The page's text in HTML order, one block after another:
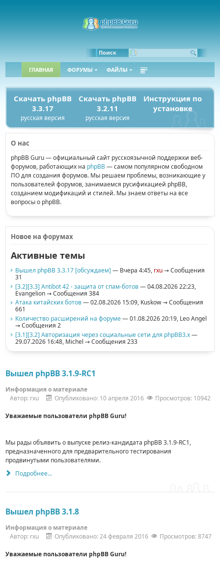
Поиск
ГЛАВНАЯ ФОРУМЫ ФАЙЛЫ
Скачать phpBB
3.3.17
русская версия
Скачать phpBB
3.2.11
русская версия
Инструкция по
установке
О нас
phpBB Guru — официальный сайт русскоязычной поддержки веб-
форумов, работающих на phpBB— самом популярном свободном
ПО для создания форумов. Мы решаем проблемы, возникающие у
пользователей форумов, занимаемся русификацией phpBB,
созданием модификаций и стилей. Мы знаем ответы на все
вопросы о phpBB.
Новое на форумах
Активные темы
Вышел phpBB 3.3.17 [обсуждаем] — Вчера 4:45, rxu→ Сообщения
31
[3.2][3.3] Antibot 42 - защита от спам-ботов— 04.08.2026 22:23,
Evangelion→ Сообщения 384
Атака китайских ботов— 02.08.2026 15:09, Kuskow→ Сообщения
661
Количество расширений на форуме— 01.08.2026 20:19, Leo Angel
→ Сообщения 2
[3.1][3.2] Авторизация через социальные сети для phpBB3.x—
29.07.2026 16:48, Michel → Сообщения 233
Вышел phpBB 3.1.9-RC1
Информация о материале
Автор: rxu Опубликовано: 10 апреля 2016 Просмотров: 10942
Уважаемые пользователи phpBB Guru!
Мы рады объявить о выпуске релиз-кандидата phpBB 3.1.9-RC1,
предназначенного для предварительного тестирования
продвинутыми пользователями.
Подробнее...
Вышел phpBB 3.1.8
Информация о материале
Автор: rxu Опубликовано: 24 февраля 2016 Просмотров: 8747
Уважаемые пользователи phpBB Guru!